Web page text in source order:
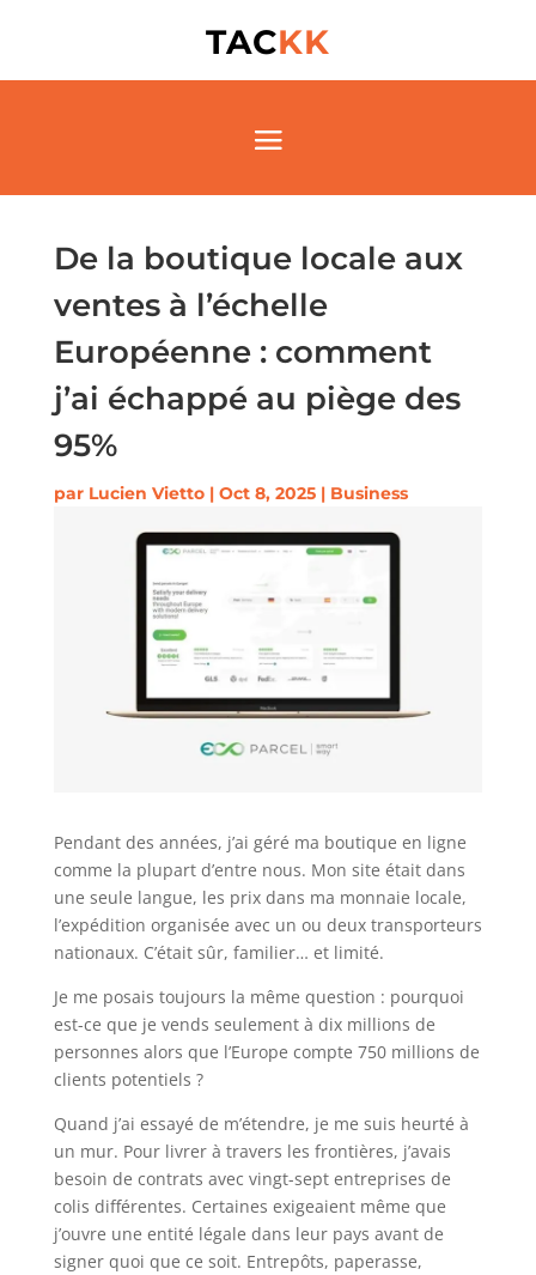
TACKK
De la boutique locale aux
ventes à l’échelle
Européenne : comment
j’ai échappé au piège des
95%
par Lucien Vietto| Oct 8, 2025| Business
Pendant des années, j’ai géré ma boutique en ligne
comme la plupart d’entre nous. Mon site était dans
une seule langue, les prix dans ma monnaie locale,
l’expédition organisée avec un ou deux transporteurs
nationaux. C’était sûr, familier… et limité.
Je me posais toujours la même question : pourquoi
est-ce que je vends seulement à dix millions de
personnes alors que l’Europe compte 750 millions de
clients potentiels ?
Quand j’ai essayé de m’étendre, je me suis heurté à
un mur. Pour livrer à travers les frontières, j’avais
besoin de contrats avec vingt-sept entreprises de
colis différentes. Certaines exigeaient même que
j’ouvre une entité légale dans leur pays avant de
signer quoi que ce soit. Entrepôts, paperasse,